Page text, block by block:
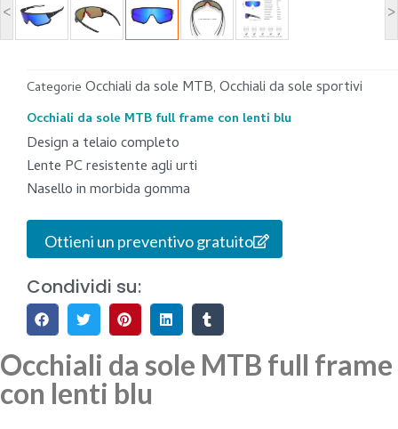
< >
Categorie Occhiali da sole MTB, Occhiali da sole sportivi
Occhiali da sole MTB full frame con lenti blu
Design a telaio completo
Lente PC resistente agli urti
Nasello in morbida gomma
Ottieni un preventivo gratuito
Condividi su:
Occhiali da sole MTB full frame
con lenti blu